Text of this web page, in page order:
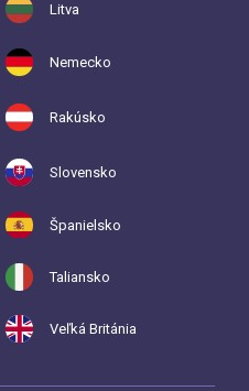
Litva
Nemecko
Rakúsko
Slovensko
Španielsko
Taliansko
Veľká Británia